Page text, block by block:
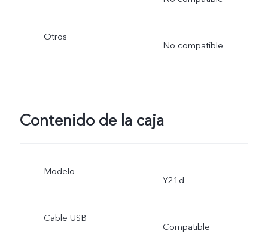
Otros
No compatible
Contenido de la caja
Modelo
Y21d
Cable USB
Compatible